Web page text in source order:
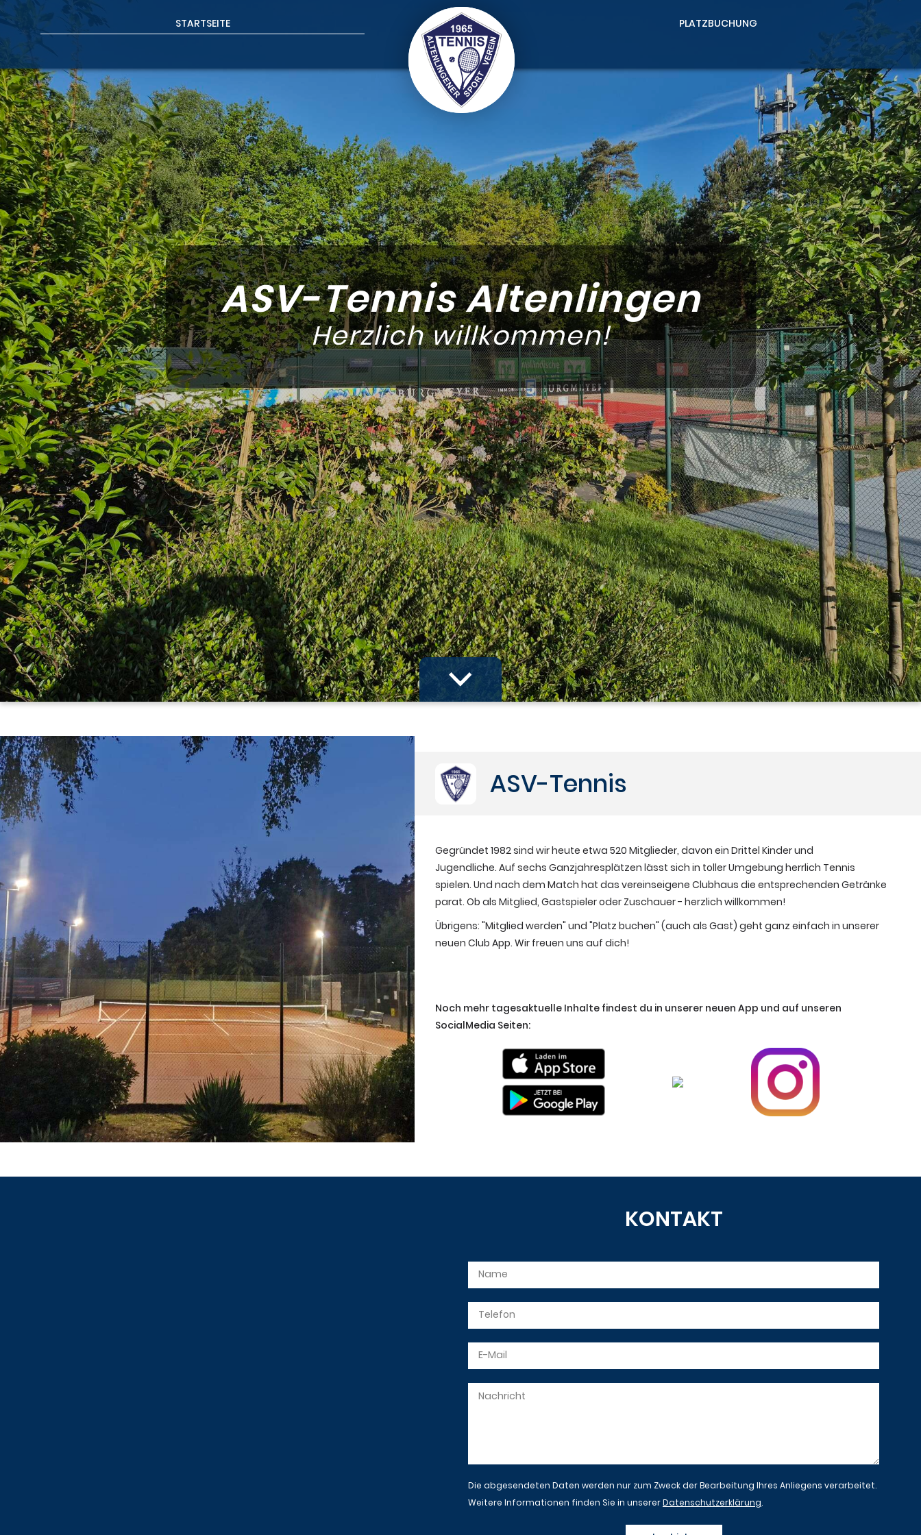
STARTSEITE PLATZBUCHUNG
ASV-Tennis Altenlingen
Herzlich willkommen!
ASV-Tennis
Gegründet 1982 sind wir heute etwa 520 Mitglieder, davon ein Drittel Kinder und
Jugendliche. Auf sechs Ganzjahresplätzen lässt sich in toller Umgebung herrlich Tennis
spielen. Und nach dem Match hat das vereinseigene Clubhaus die entsprechenden Getränke
parat. Ob als Mitglied, Gastspieler oder Zuschauer - herzlich willkommen!
Übrigens: "Mitglied werden" und "Platz buchen" (auch als Gast) geht ganz einfach in unserer
neuen Club App. Wir freuen uns auf dich!
Noch mehr tagesaktuelle Inhalte findest du in unserer neuen App und auf unseren
SocialMedia Seiten:
KONTAKT
Die abgesendeten Daten werden nur zum Zweck der Bearbeitung Ihres Anliegens verarbeitet.
Weitere Informationen finden Sie in unsererDatenschutzerklärung.